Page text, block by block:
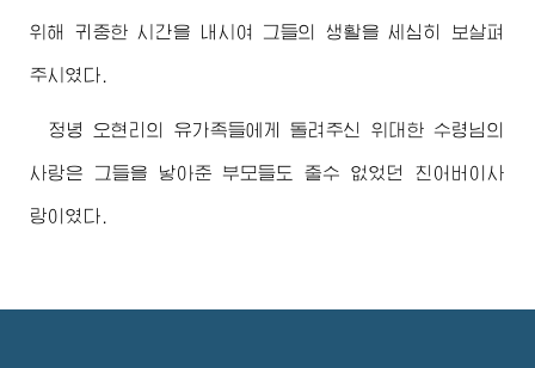
위해 귀중한 시간을 내시여 그들의 생활을 세심히 보살펴
주시였다.
정녕 오현리의 유가족들에게 돌려주신 위대한 수령님의
사랑은 그들을 낳아준 부모들도 줄수 없었던 친 어버이 사
랑이였다.